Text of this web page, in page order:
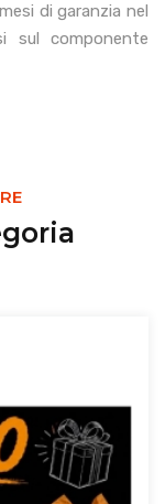
di garanzia nel
sul componente